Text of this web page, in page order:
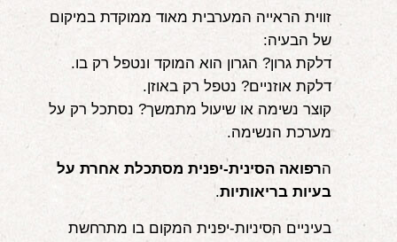
זווית הראייה המערבית מאוד ממוקדת במיקום
של הבעיה:
דלקת גרון? הגרון הוא המוקד ונטפל רק בו.
דלקת אוזניים? נטפל רק באוזן.
קוצר נשימה או שיעול מתמשך? נסתכל רק על
מערכת הנשימה.
הרפואה הסינית-יפנית מסתכלת אחרת על
בעיות בריאותיות.
בעיניים הסיניות-יפנית המקום בו מתרחשת